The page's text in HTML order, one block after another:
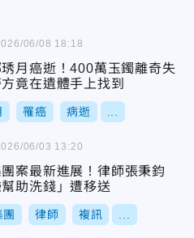
月癌逝！400萬玉鐲離奇失
竟在遺體手上找到
罹癌 病逝
06/08 18:18
案最新進展！律師張秉鈞
幫助洗錢」遭移送
律師 複訊
06/03 13:20